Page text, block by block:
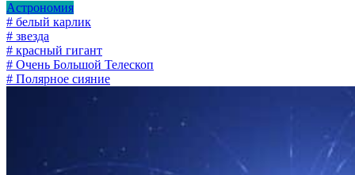
Астрономия
# белый карлик
# звезда
# красный гигант
# Очень Большой Телескоп
# Полярное сияние